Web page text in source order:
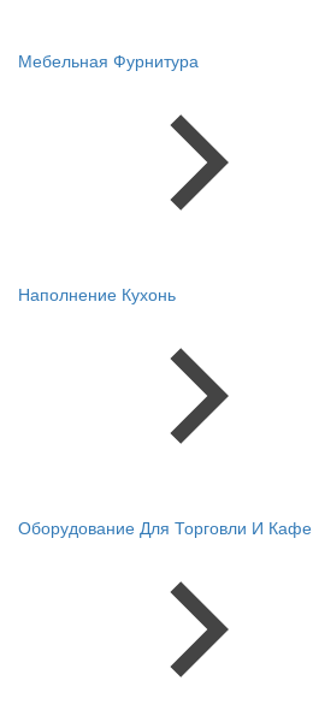
Мебельная Фурнитура
Наполнение Кухонь
Оборудование Для Торговли И Кафе